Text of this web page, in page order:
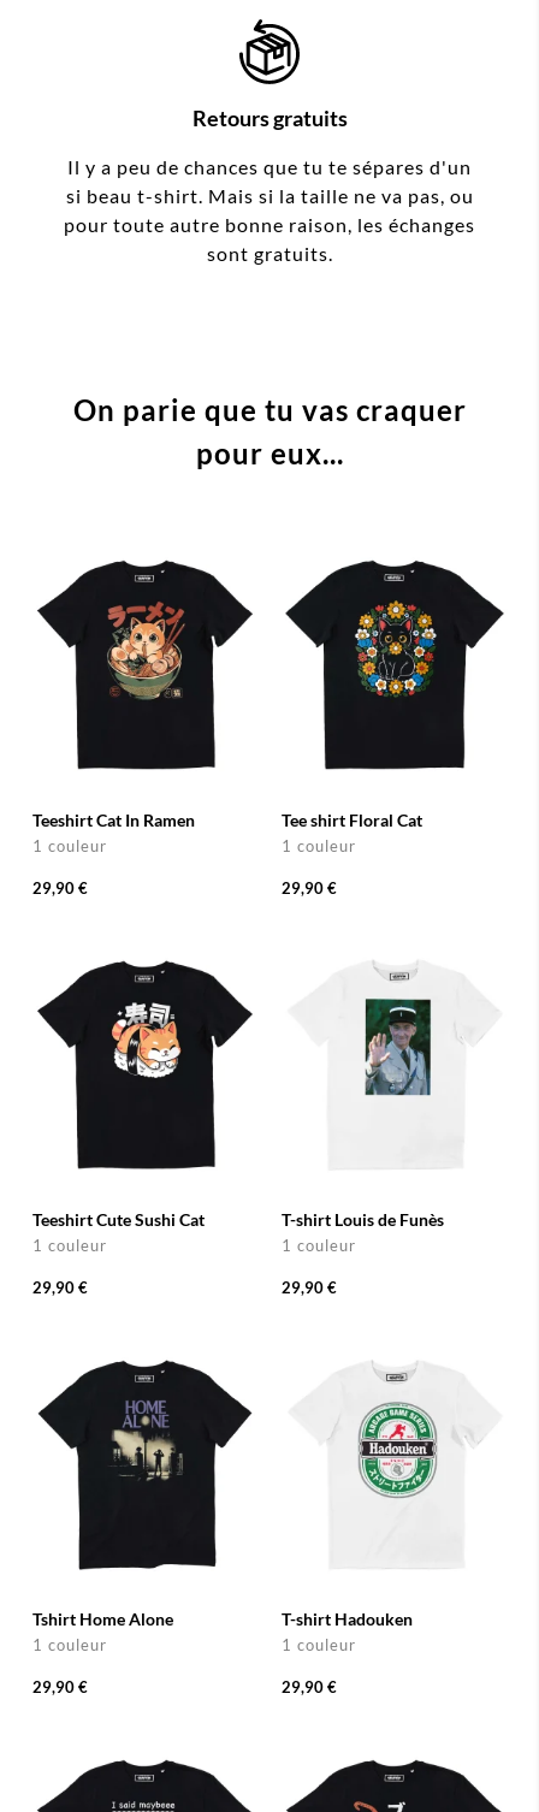
Retours gratuits
Il y a peu de chances que tu te sépares d'un
si beau t-shirt. Mais si la taille ne va pas, ou
pour toute autre bonne raison, les échanges
sont gratuits.
On parie que tu vas craquer
pour eux...
Teeshirt Cat In Ramen
1 couleur
29,90 €
Tee shirt Floral Cat
1 couleur
29,90 €
Teeshirt Cute Sushi Cat
1 couleur
29,90 €
T-shirt Louis de Funès
1 couleur
29,90 €
Tshirt Home Alone
1 couleur
29,90 €
T-shirt Hadouken
1 couleur
29,90 €